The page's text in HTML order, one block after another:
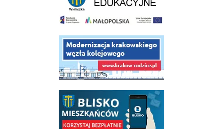
link do opisu projektu budowy linii kolejowej Krakow Rudzice
link do opisu aplikacji - BLISKO, Gmina Wieliczka w aplikacji Blisko